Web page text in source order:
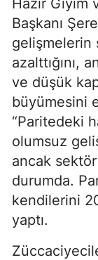
Başkanı
gelişmelerin
azalttığını,
ve düşük
büyümesini
“Paritedeki
olumsuz
ancak
durumda.
kendilerini
yaptı.